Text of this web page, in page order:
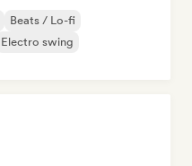
Beats / Lo-fi
Electro swing